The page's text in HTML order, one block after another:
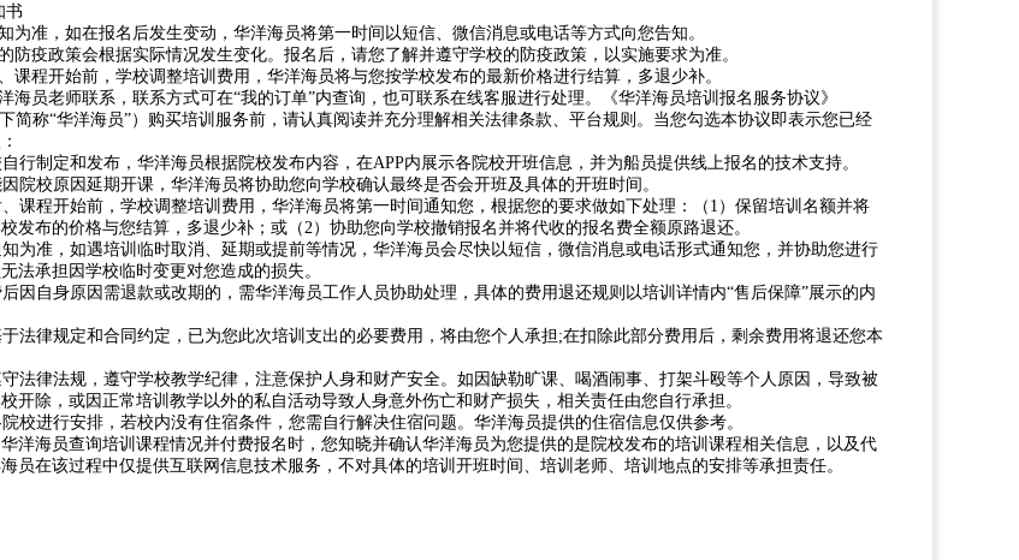
书
为准，如在报名后发生变动，华洋海员将第一时间以短信、微信消息或电话等方式向您告知。
防疫政策会根据实际情况发生变化。报名后，请您了解并遵守学校的防疫政策，以实施要求为准。
课程开始前，学校调整培训费用，华洋海员将与您按学校发布的最新价格进行结算，多退少补。
海员老师联系，联系方式可在“我的订单”内查询，也可联系在线客服进行处理。《华洋海员培训报名服务协议》
简称“华洋海员”）购买培训服务前，请认真阅读并充分理解相关法律条款、平台规则。当您勾选本协议即表示您已经
行制定和发布，华洋海员根据院校发布内容，在APP内展示各院校开班信息，并为船员提供线上报名的技术支持。
院校原因延期开课，华洋海员将协助您向学校确认最终是否会开班及具体的开班时间。
课程开始前，学校调整培训费用，华洋海员将第一时间通知您，根据您的要求做如下处理：（1）保留培训名额并将
发布的价格与您结算，多退少补；或（2）协助您向学校撤销报名并将代收的报名费全额原路退还。
为准，如遇培训临时取消、延期或提前等情况，华洋海员会尽快以短信，微信消息或电话形式通知您，并协助您进行
法承担因学校临时变更对您造成的损失。
因自身原因需退款或改期的，需华洋海员工作人员协助处理，具体的费用退还规则以培训详情内“售后保障”展示的内
法律规定和合同约定，已为您此次培训支出的必要费用，将由您个人承担;在扣除此部分费用后，剩余费用将退还您本
法律法规，遵守学校教学纪律，注意保护人身和财产安全。如因缺勒旷课、喝酒闹事、打架斗殴等个人原因，导致被
开除，或因正常培训教学以外的私自活动导致人身意外伤亡和财产损失，相关责任由您自行承担。
校进行安排，若校内没有住宿条件，您需自行解决住宿问题。华洋海员提供的住宿信息仅供参考。
洋海员查询培训课程情况并付费报名时，您知晓并确认华洋海员为您提供的是院校发布的培训课程相关信息，以及代
员在该过程中仅提供互联网信息技术服务，不对具体的培训开班时间、培训老师、培训地点的安排等承担责任。